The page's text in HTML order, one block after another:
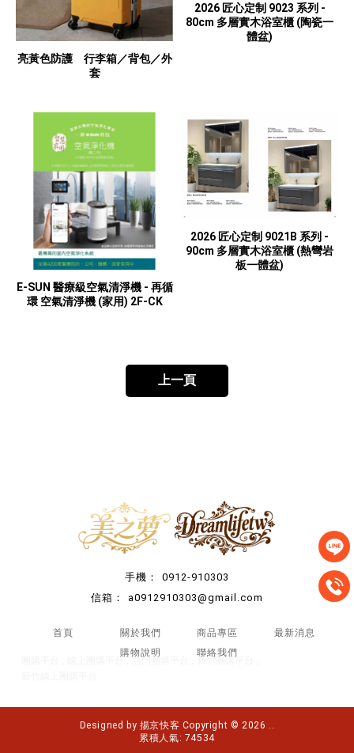
亮黃色防護 行李箱／背包／外
套
2026 匠心定制 9023 系列 -
80cm 多層實木浴室櫃 (陶瓷一
體盆)
E-SUN 醫療級空氣清淨機 - 再循
環 空氣清淨機 (家用) 2F-CK
2026 匠心定制 9021B 系列 -
90cm 多層實木浴室櫃 (熱彎岩
板一體盆)
上一頁
0912-910303
a0912910303@gmail.com
首頁 關於我們 商品專區
最新消息
購物說明
聯絡我們
線上團購平台 熱門團購平台
新竹團購平台
Designed by 揚京快客 Copyright © 2026 ..
累積人氣: 74534